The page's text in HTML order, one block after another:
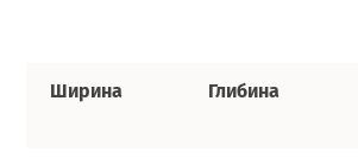
Ширина Глибина